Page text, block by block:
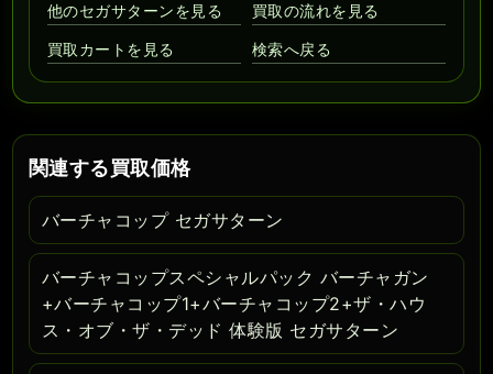
他のセガサターンを見る
買取の流れを見る
買取カートを見る 検索へ戻る
関連する買取価格
バーチャコップ セガサターン
バーチャコップスペシャルパック バーチャガン
+バーチャコップ1+バーチャコップ2+ザ・ハウ
ス・オブ・ザ・デッド 体験版 セガサターン